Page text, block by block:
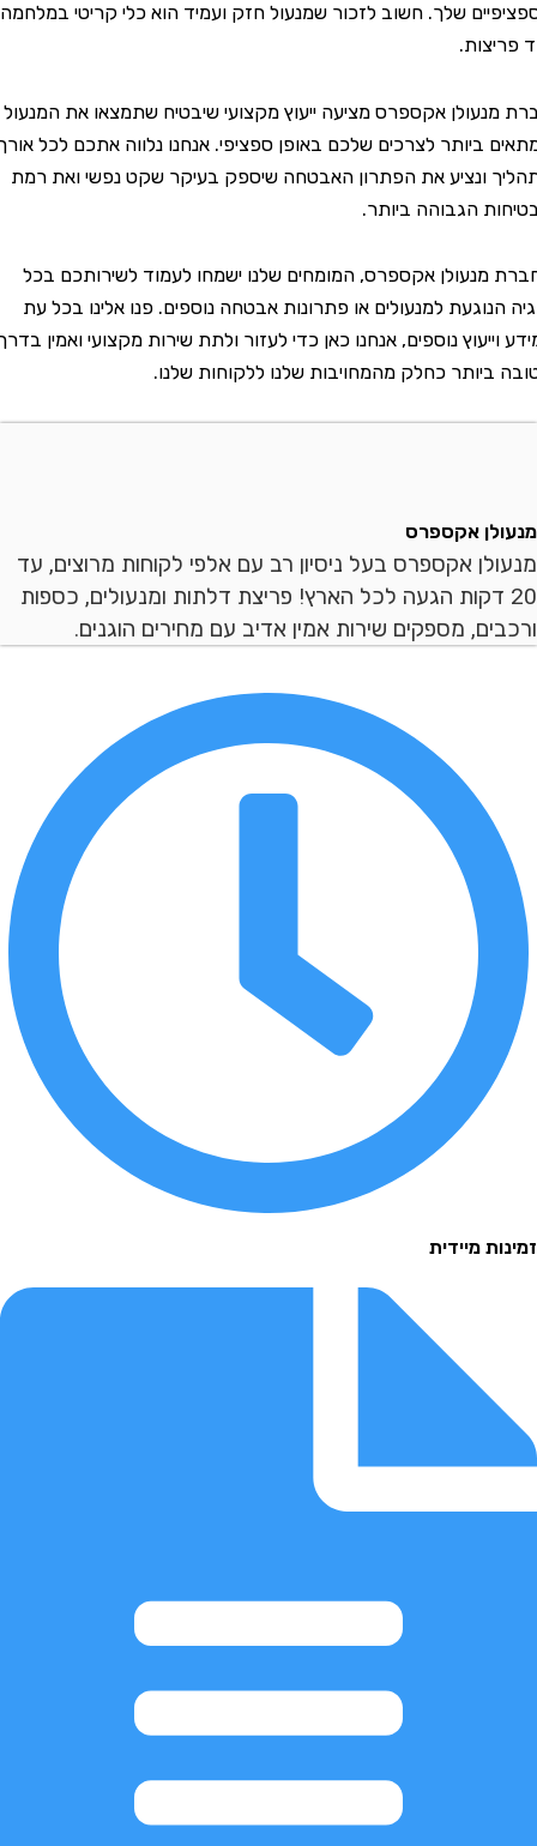
שלך. חשוב לזכור שמנעול חזק ועמיד הוא כלי קריטי במלחמה
אקספרס מציעה ייעוץ מקצועי שיבטיח שתמצאו את המנעול
לצרכים שלכם באופן ספציפי. אנחנו נלווה אתכם לכל אורך
ונציע את הפתרון האבטחה שיספק בעיקר שקט נפשי ואת רמת
הגבוהה ביותר.
אקספרס, המומחים שלנו ישמחו לעמוד לשירותכם בכל
למנעולים או פתרונות אבטחה נוספים. פנו אלינו בכל עת
נוספים, אנחנו כאן כדי לעזור ולתת שירות מקצועי ואמין בדרך
כחלק מהמחויבות שלנו ללקוחות שלנו.
אקספרס
אקספרס בעל ניסיון רב עם אלפי לקוחות מרוצים, עד
דקות הגעה לכל הארץ! פריצת דלתות ומנעולים, כספות
מספקים שירות אמין אדיב עם מחירים הוגנים.
מיידית